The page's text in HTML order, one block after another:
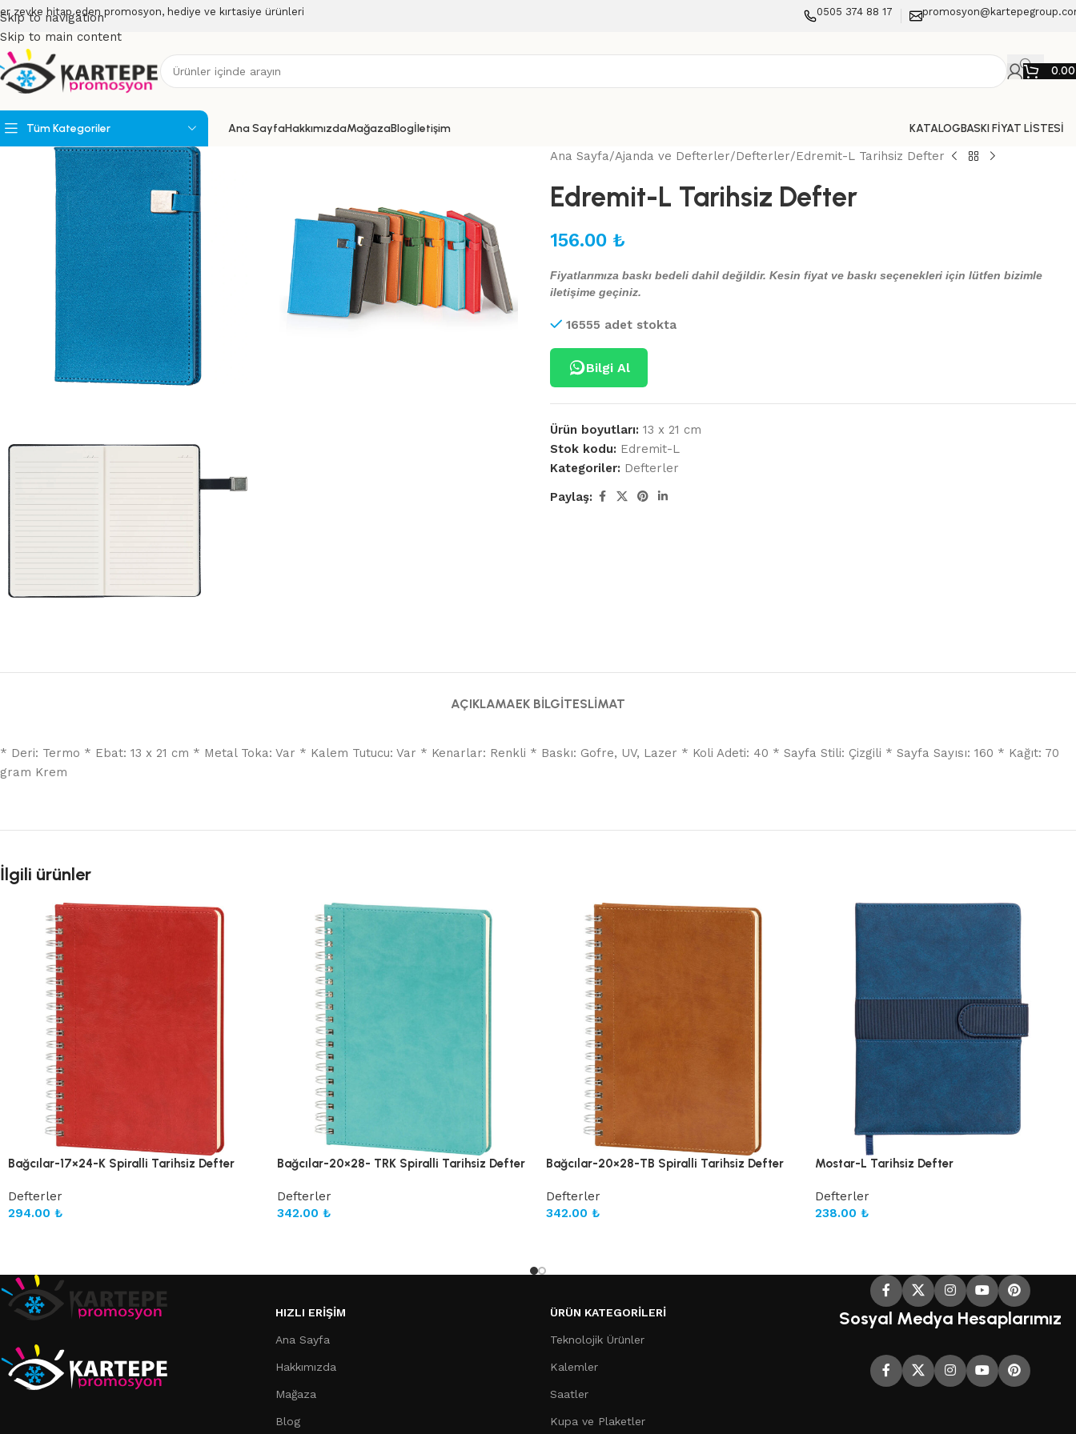
Skip to navigation
Skip to main content
zevke hitap eden promosyon, hediye ve kırtasiye ürünleri 0505 374 88 17
Tüm Kategoriler
Powerbank
Powerbank Organizerler
USB Bellekler
Speakerlar
Teknoloji Ürünleri
Wireless Ürünler
Ana SayfaHakkımızdaMağazaBlogİletişim KATALOGBASKI FİYAT LİSTESİ
Ana Sayfa Ajanda ve Defterler Defterler Edremit-L Tarihsiz Defter
Edremit-L Tarihsiz Defter
156.00 ₺
Fiyatlarımıza baskı bedeli dahil değildir. Kesin fiyat ve baskı seçenekleri için lütfen bizimle
iletişime geçiniz.
16555 adet stokta
Bilgi Al
Ürün boyutları: 13 x 21 cm
Stok kodu: Edremit-L
Kategoriler: Defterler
Paylaş:
AÇIKLAMAEK BILGITESLIMAT
* Deri: Termo * Ebat: 13 x 21 cm * Metal Toka: Var * Kalem Tutucu: Var * Kenarlar: Renkli * Baskı: Gofre, UV, Lazer * Koli Adeti: 40 * Sayfa Stili: Çizgili * Sayfa Sayısı: 160 * Kağıt: 70
gram Krem
İlgili ürünler
Bağcılar-17×24-K Spiralli Tarihsiz Defter
Defterler
294.00 ₺
Bağcılar-20×28- TRK Spiralli Tarihsiz Defter
Defterler
342.00 ₺
Bağcılar-20×28-TB Spiralli Tarihsiz Defter
Defterler
342.00 ₺
Mostar-L Tarihsiz Defter
Defterler
238.00 ₺
HIZLI ERIŞIM
Ana Sayfa
Hakkımızda
Mağaza
Blog
ÜRÜN KATEGORILERI
Teknolojik Ürünler
Kalemler
Saatler
Kupa ve Plaketler
Sosyal Medya Hesaplarımız